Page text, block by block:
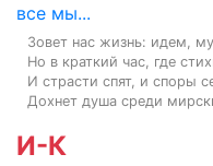
все мы...
Зовет нас жизнь: идем,
Но в краткий час, где
И страсти спят, и споры
Дохнет душа среди
И-К